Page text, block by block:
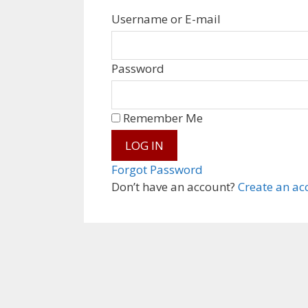
Username or E-mail
Password
Don’t have an account? Create an
Remember Me
Forgot Password